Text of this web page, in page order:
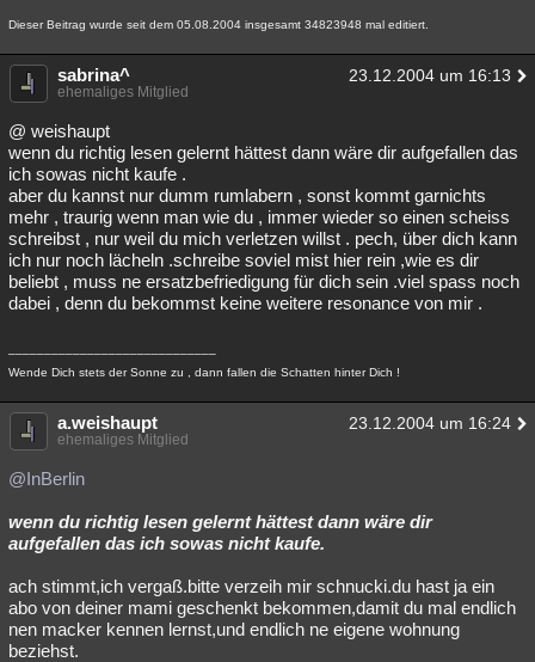
Dieser Beitrag wurde seit dem 05.08.2004 insgesamt 34823948 mal editiert.
sabrina^ 23.12.2004 um 16:13
ehemaliges Mitglied
@ weishaupt
wenn du richtig lesen gelernt hättest dann wäre dir aufgefallen das
ich sowas nicht kaufe .
aber du kannst nur dumm rumlabern , sonst kommt garnichts
mehr , traurig wenn man wie du , immer wieder so einen scheiss
schreibst , nur weil du mich verletzen willst . pech, über dich kann
ich nur noch lächeln .schreibe soviel mist hier rein ,wie es dir
beliebt , muss ne ersatzbefriedigung für dich sein .viel spass noch
dabei , denn du bekommst keine weitere resonance von mir .
Wende Dich stets der Sonne zu , dann fallen die Schatten hinter Dich !
a.weishaupt 23.12.2004 um 16:24
ehemaliges Mitglied
@InBerlin
wenn du richtig lesen gelernt hättest dann wäre dir
aufgefallen das ich sowas nicht kaufe.
ach stimmt,ich vergaß.bitte verzeih mir schnucki.du hast ja ein
abo von deiner mami geschenkt bekommen,damit du mal endlich
nen macker kennen lernst,und endlich ne eigene wohnung
beziehst.